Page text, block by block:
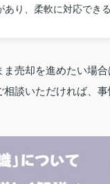
あり、柔軟に対応でき
売却を進めたい場
談いただければ、